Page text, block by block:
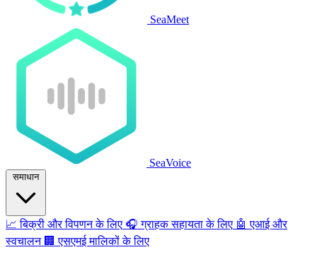
SeaMeet
SeaVoice
समाधान
📈 बिक्री और विपणन के लिए 🎧 ग्राहक सहायता के लिए 🤖 एआई और
स्वचालन 🏢 एसएमई मालिकों के लिए